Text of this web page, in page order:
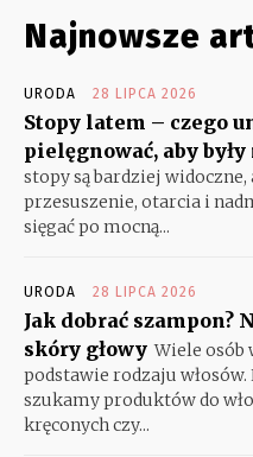
Najnowsze
URODA 28 LIPCA 2026
Stopy latem – czego
pielęgnować, aby
stopy są bardziej
przesuszenie, otarcia i
sięgać po mocną...
URODA 28 LIPCA 2026
Jak dobrać szampon?
skóry głowy Wiele osób
podstawie rodzaju
szukamy produktów do
kręconych czy...